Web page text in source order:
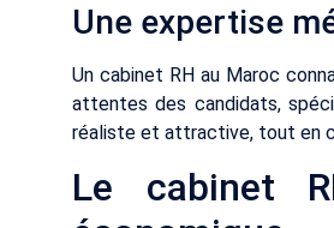
Une expertise
Un cabinet RH au Maroc
attentes des candidats,
réaliste et attractive, tout en
Le cabinet